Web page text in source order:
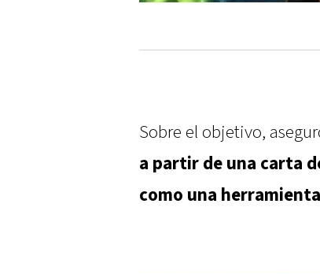
Sobre el objetivo,
a partir de una carta
como una